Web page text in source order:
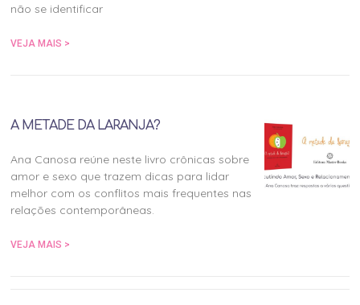
não se identificar
VEJA MAIS >
A METADE DA LARANJA?
Ana Canosa reúne neste livro crônicas sobre
amor e sexo que trazem dicas para lidar
melhor com os conflitos mais frequentes nas
relações contemporâneas.
VEJA MAIS >